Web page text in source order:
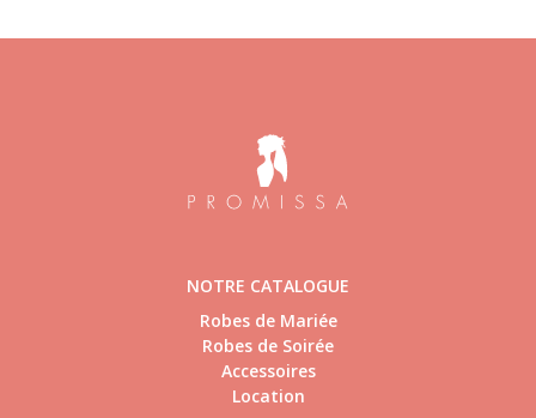
NOTRE CATALOGUE
Robes de Mariée
Robes de Soirée
Accessoires
Location